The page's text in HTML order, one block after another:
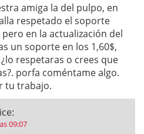
amiga la del pulpo, en
respetado el soporte
en la actualización del
un soporte en los 1,60$,
respetaras o crees que
porfa coméntame algo.
tu trabajo.
09:07